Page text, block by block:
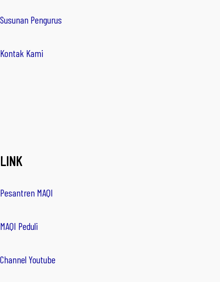
Susunan Pengurus
Kontak Kami
LINK
Pesantren MAQI
MAQI Peduli
Channel Youtube